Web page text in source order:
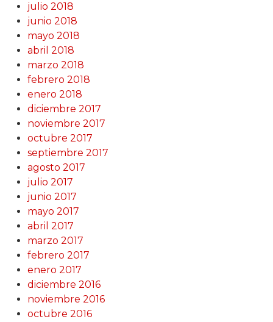
julio 2018
junio 2018
mayo 2018
abril 2018
marzo 2018
febrero 2018
enero 2018
diciembre 2017
noviembre 2017
octubre 2017
septiembre 2017
agosto 2017
julio 2017
junio 2017
mayo 2017
abril 2017
marzo 2017
febrero 2017
enero 2017
diciembre 2016
noviembre 2016
octubre 2016